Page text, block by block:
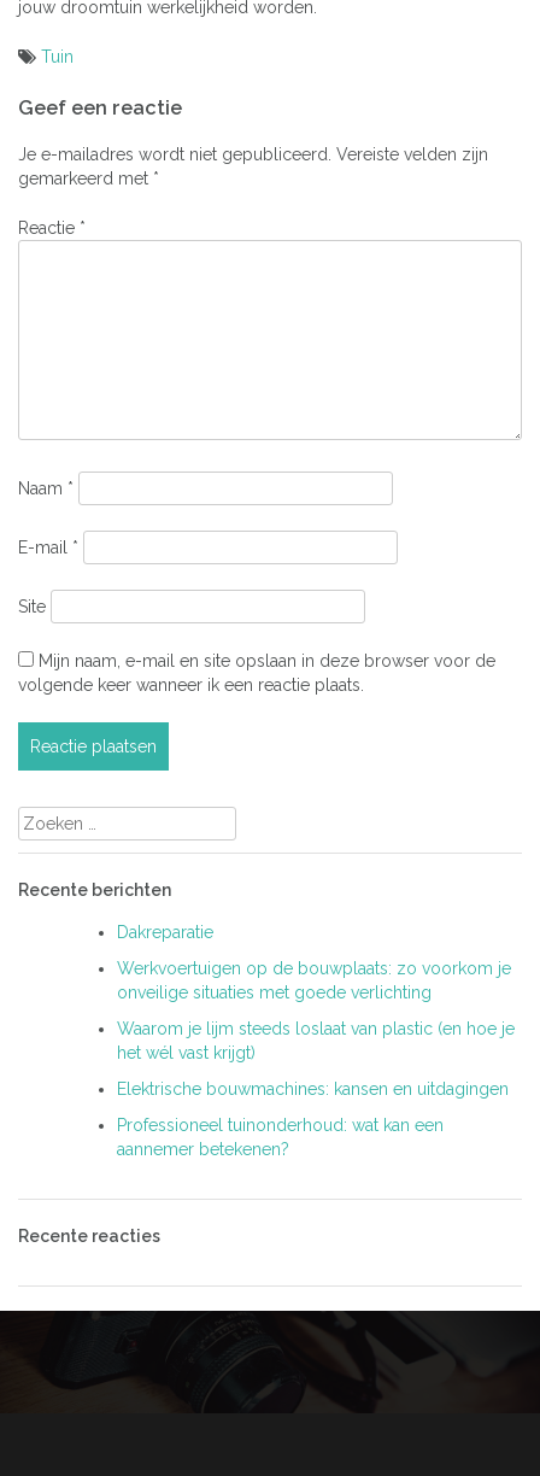
jouw droomtuin werkelijkheid worden.
Tuin
navigatie
Geef een reactie
Je e-mailadres wordt niet gepubliceerd. Vereiste velden zijn
gemarkeerd met *
Reactie *
Naam *
E-mail *
Site
Mijn naam, e-mail en site opslaan in deze browser voor de
volgende keer wanneer ik een reactie plaats.
Zoeken
naar:
Recente berichten
Dakreparatie
Werkvoertuigen op de bouwplaats: zo voorkom je
onveilige situaties met goede verlichting
Waarom je lijm steeds loslaat van plastic (en hoe je
het wél vast krijgt)
Elektrische bouwmachines: kansen en uitdagingen
Professioneel tuinonderhoud: wat kan een
aannemer betekenen?
Recente reacties